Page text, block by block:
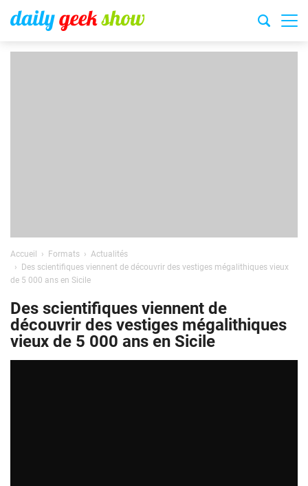
Accueil Formats
Actualités
Des scientifiques viennent de découvrir des vestiges mégalithiques vieux
de 5 000 ans en Sicile
Des scientifiques viennent de
découvrir des vestiges mégalithiques
vieux de 5 000 ans en Sicile